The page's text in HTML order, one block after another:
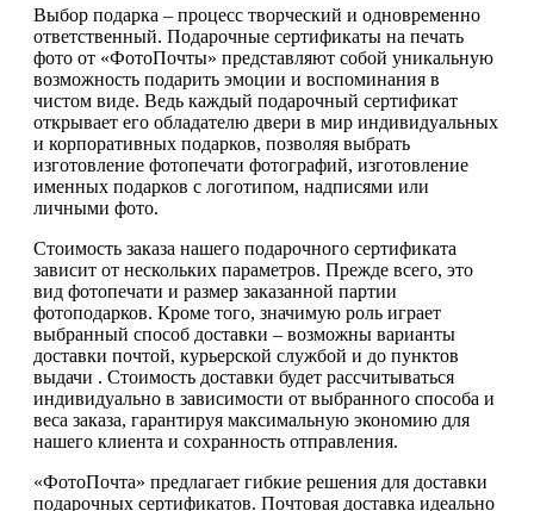
Выбор подарка – процесс творческий и одновременно
ответственный. Подарочные сертификаты на печать
фото от «ФотоПочты» представляют собой уникальную
возможность подарить эмоции и воспоминания в
чистом виде. Ведь каждый подарочный сертификат
открывает его обладателю двери в мир индивидуальных
и корпоративных подарков, позволяя выбрать
изготовление фотопечати фотографий, изготовление
именных подарков с логотипом, надписями или
личными фото.
Стоимость заказа нашего подарочного сертификата
зависит от нескольких параметров. Прежде всего, это
вид фотопечати и размер заказанной партии
фотоподарков. Кроме того, значимую роль играет
выбранный способ доставки – возможны варианты
доставки почтой, курьерской службой и до пунктов
выдачи . Стоимость доставки будет рассчитываться
индивидуально в зависимости от выбранного способа и
веса заказа, гарантируя максимальную экономию для
нашего клиента и сохранность отправления.
«ФотоПочта» предлагает гибкие решения для доставки
подарочных сертификатов. Почтовая доставка идеально